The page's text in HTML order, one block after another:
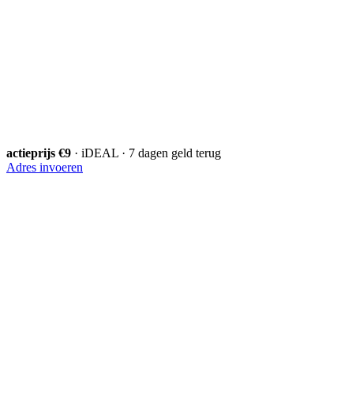
actieprijs €9 · iDEAL · 7 dagen geld terug
Adres invoeren